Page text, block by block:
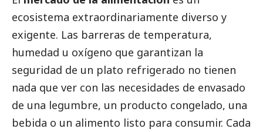
ecosistema extraordinariamente diverso y
exigente. Las barreras de temperatura,
humedad u oxígeno que garantizan la
seguridad de un plato refrigerado no tienen
nada que ver con las necesidades de envasado
de una legumbre, un producto congelado, una
bebida o un alimento listo para consumir. Cada